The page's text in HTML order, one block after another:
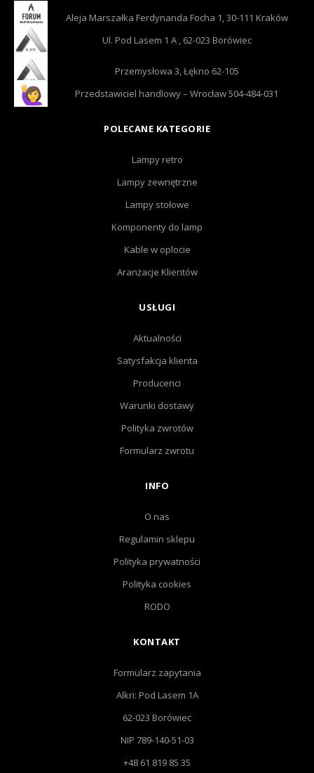
Aleja Marszałka Ferdynanda Focha 1, 30-111 Kraków
Ul. Pod Lasem 1 A , 62-023 Borówiec
Przemysłowa 3, Łękno 62-105
Przedstawiciel handlowy – Wrocław 504-484-031
POLECANE KATEGORIE
Lampy retro
Lampy zewnętrzne
Lampy stołowe
Komponenty do lamp
Kable w oplocie
Aranżacje Klientów
USŁUGI
Aktualności
Satysfakcja klienta
Producenci
Warunki dostawy
Polityka zwrotów
Formularz zwrotu
INFO
O nas
Regulamin sklepu
Polityka prywatności
Polityka cookies
RODO
KONTAKT
Formularz zapytania
Alkri: Pod Lasem 1A
62-023 Borówiec
NIP 789-140-51-03
+48 61 819 85 35